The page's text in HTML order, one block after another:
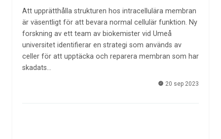
Att upprätthålla strukturen hos intracellulära membran
är väsentligt för att bevara normal cellulär funktion. Ny
forskning av ett team av biokemister vid Umeå
universitet identifierar en strategi som används av
celler för att upptäcka och reparera membran som har
skadats…
20 sep 2023